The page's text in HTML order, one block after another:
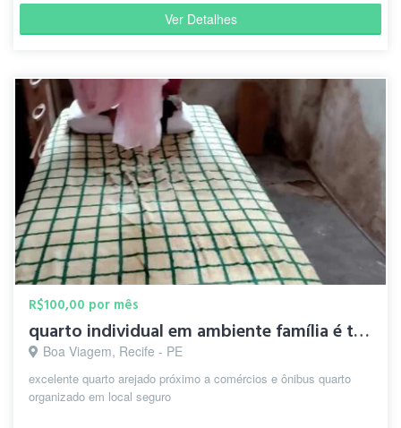
Ver Detalhes
R$100,00 por mês
quarto individual em ambiente família é tranquilo
Boa Viagem, Recife - PE
excelente quarto arejado próximo a comércios e ônibus quarto
organizado em local seguro